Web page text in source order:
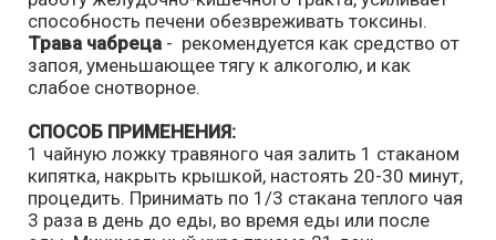
способность печени обезвреживать токсины.
Трава чабреца - рекомендуется как средство от
запоя, уменьшающее тягу к алкоголю, и как
слабое снотворное.
СПОСОБ ПРИМЕНЕНИЯ:
1 чайную ложку травяного чая залить 1 стаканом
кипятка, накрыть крышкой, настоять 20-30 минут,
процедить. Принимать по 1/3 стакана теплого чая
3 раза в день до еды, во время еды или после